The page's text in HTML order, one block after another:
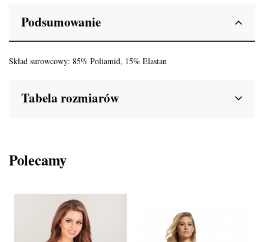
Podsumowanie
Skład surowcowy: 85% Poliamid, 15% Elastan
Tabela rozmiarów
Polecamy